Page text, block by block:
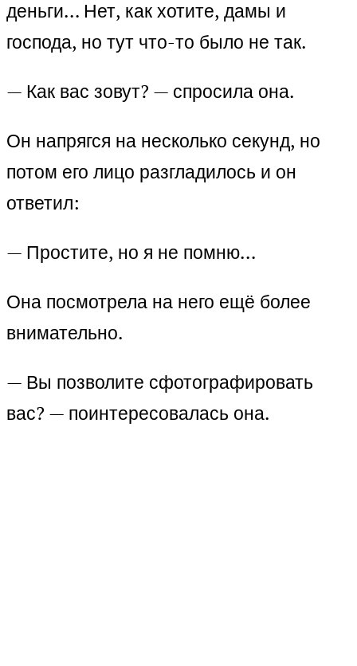
деньги… Нет, как хотите, дамы и
господа, но тут что-то было не так.
— Как вас зовут? — спросила она.
Он напрягся на несколько секунд, но
потом его лицо разгладилось и он
ответил:
— Простите, но я не помню…
Она посмотрела на него ещё более
внимательно.
— Вы позволите сфотографировать
вас? — поинтересовалась она.